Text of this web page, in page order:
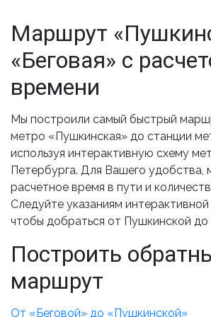
Маршрут
«Беговая» с
времени
Мы построили самый быстрый
метро «Пушкинская» до станции
используя интерактивную схему
Петербурга. Для Вашего удобства,
расчетное время в пути и
Следуйте указаниям
чтобы добраться от Пушкинской до
Построить
маршрут
От «Беговой» до «Пушкинской»